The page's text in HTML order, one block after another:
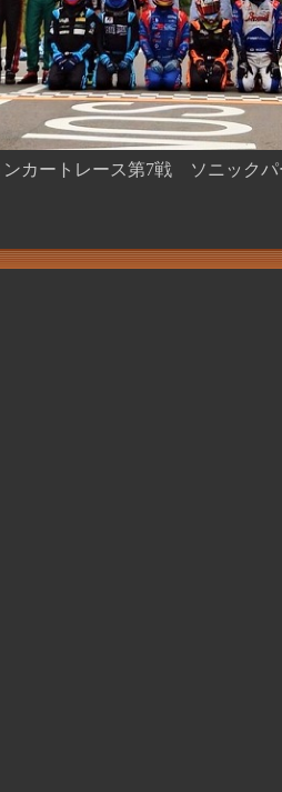
カートレース第7戦 ソニックパ